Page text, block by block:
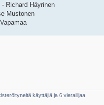
Richard Häyrinen
Mustonen
käyttäjiä ja 6 vierailijaa